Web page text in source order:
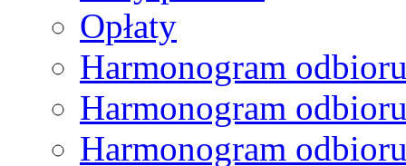
Opłaty
Harmonogram
Harmonogram
Harmonogram